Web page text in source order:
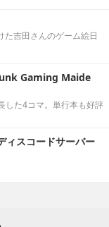
た吉田さんのゲーム絵日
Gaming Maide
した4コマ。単行本も好評
スコードサーバー